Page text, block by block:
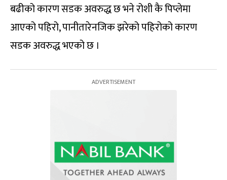
बढीको कारण सडक अवरुद्ध छ भने रोशी कै पिप्लेमा
आएको पहिरो, पानीतारेनजिक झरेको पहिरोको कारण
सडक अवरुद्ध भएको छ ।